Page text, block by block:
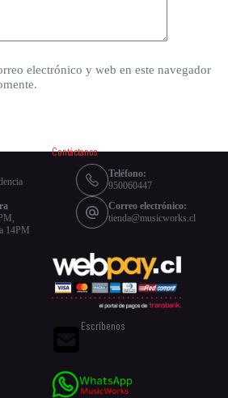
electrónico y web en este navegador
14PM
Contáctanos
Teléfono:
950060447
Correo electrónico:
tienda@musicworks.cl
Escríbenos